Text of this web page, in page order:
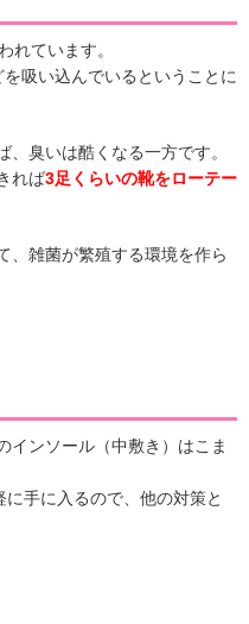
れています。
吸い込んでいるということに
臭いは酷くなる一方です。
れば3足くらいの靴をローテー
、雑菌が繁殖する環境を作ら
インソール（中敷き）はこま
手に入るので、他の対策と